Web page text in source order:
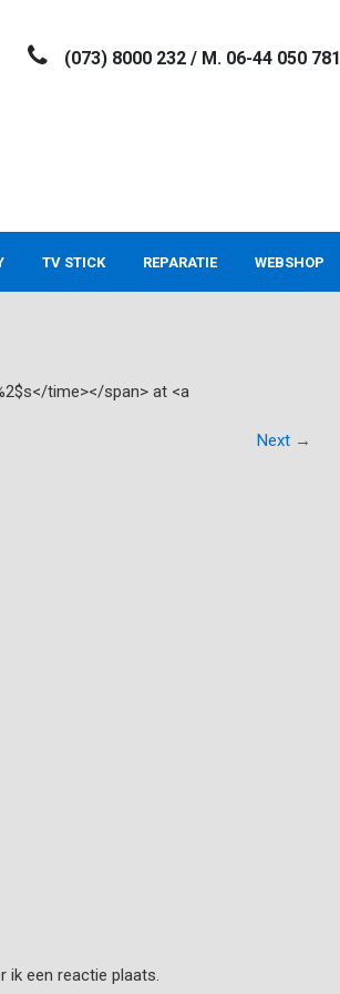
(073) 8000 232 / M. 06-44 050 781
TV STICK REPARATIE WEBSHOP
time></span> at <a
Next →
ik een reactie plaats.